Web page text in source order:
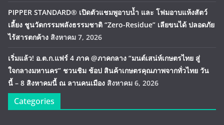
PIPPER STANDARD® เปิดตัวแชมพูอาบน้ำ และ โฟมอาบแห้งสัตว์
เลี้ยง ชูนวัตกรรมพลังธรรมชาติ “Zero-Residue” เลียขนได้ ปลอดภัย
ไร้สารตกค้าง สิงหาคม 7, 2026
เริ่มแล้ว! อ.ต.ก.แฟร์ 4 ภาค @ภาคกลาง “มนต์เสน่ห์เกษตรไทย สู่
ใจกลางมหานคร” ชวนชิม ช้อป สินค้าเกษตรคุณภาพจากทั่วไทย วัน
นี้ – 8 สิงหาคมนี้ ณ ลานคนเมือง สิงหาคม 6, 2026
Categories